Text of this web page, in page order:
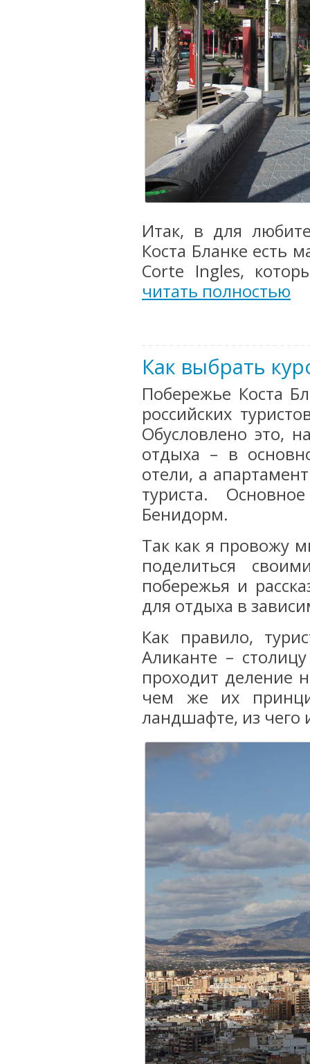
Итак, в для
Коста Бланке есть
Corte Ingles,
читать полностью
Как выбрать
Побережье Коста
российских
Обусловлено это,
отдыха – в
отели, а
туриста.
Бенидорм.
Так как я провожу
поделиться
побережья и
для отдыха в
Как правило,
Аликанте –
проходит деление
чем же их
ландшафте, из чего